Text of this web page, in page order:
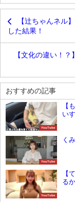
【辻ちゃんネル
した結果！
【文化の違い！
おすすめの記事
YouTube
【
い
YouTube
く
YouTube
【
る